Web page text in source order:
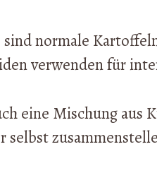
normale
verwenden für
eine Mischung aus